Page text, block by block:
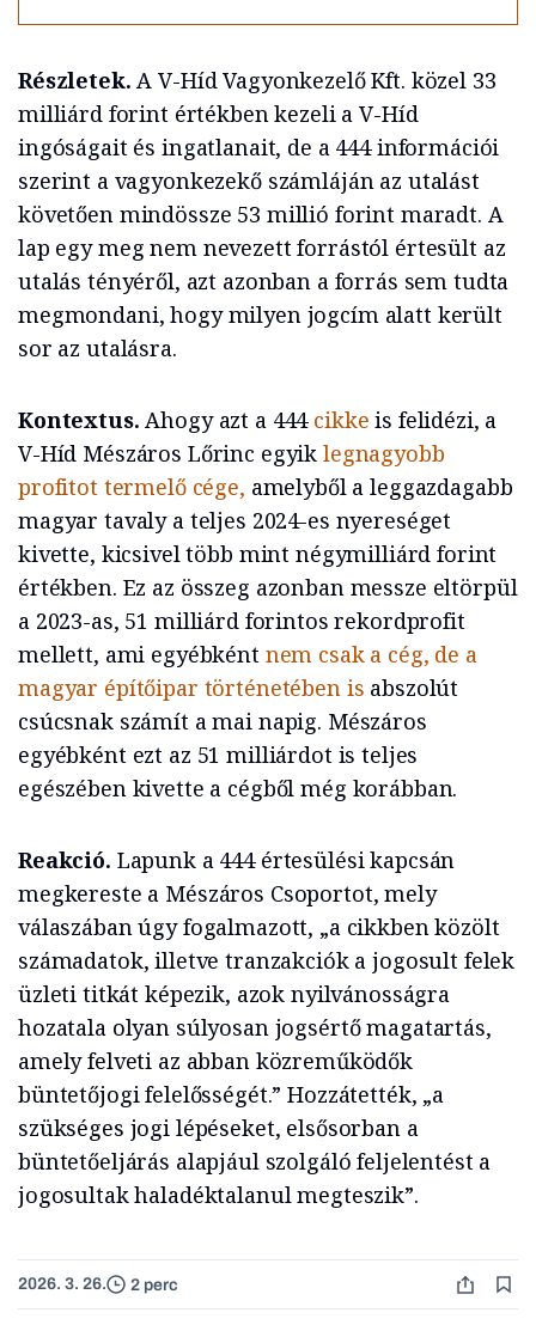
Részletek.A V-Híd Vagyonkezelő Kft. közel 33
milliárd forint értékben kezeli a V-Híd
ingóságait és ingatlanait, de a 444 információi
szerint a vagyonkezekő számláján az utalást
követően mindössze 53 millió forint maradt. A
lap egy meg nem nevezett forrástól értesült az
utalás tényéről, azt azonban a forrás sem tudta
megmondani, hogy milyen jogcím alatt került
sor az utalásra.
Kontextus.Ahogy azt a 444 cikke is felidézi, a
V-Híd Mészáros Lőrinc egyik legnagyobb
profitot termelő cége, amelyből a leggazdagabb
magyar tavaly a teljes 2024-es nyereséget
kivette, kicsivel több mint négymilliárd forint
értékben. Ez az összeg azonban messze eltörpül
a 2023-as, 51 milliárd forintos rekordprofit
mellett, ami egyébként nem csak a cég, de a
magyar építőipar történetében is abszolút
csúcsnak számít a mai napig. Mészáros
egyébként ezt az 51 milliárdot is teljes
egészében kivette a cégből még korábban.
Reakció. Lapunk a 444 értesülési kapcsán
megkereste a Mészáros Csoportot, mely
válaszában úgy fogalmazott, „a cikkben közölt
számadatok, illetve tranzakciók a jogosult felek
üzleti titkát képezik, azok nyilvánosságra
hozatala olyan súlyosan jogsértő magatartás,
amely felveti az abban közreműködők
büntetőjogi felelősségét.” Hozzátették, „a
szükséges jogi lépéseket, elsősorban a
büntetőeljárás alapjául szolgáló feljelentést a
jogosultak haladéktalanul megteszik”.
2026. 3. 26. 2 perc